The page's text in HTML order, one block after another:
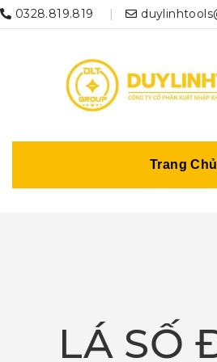
0328.819.819
Trang Chủ
LÁ SỐ